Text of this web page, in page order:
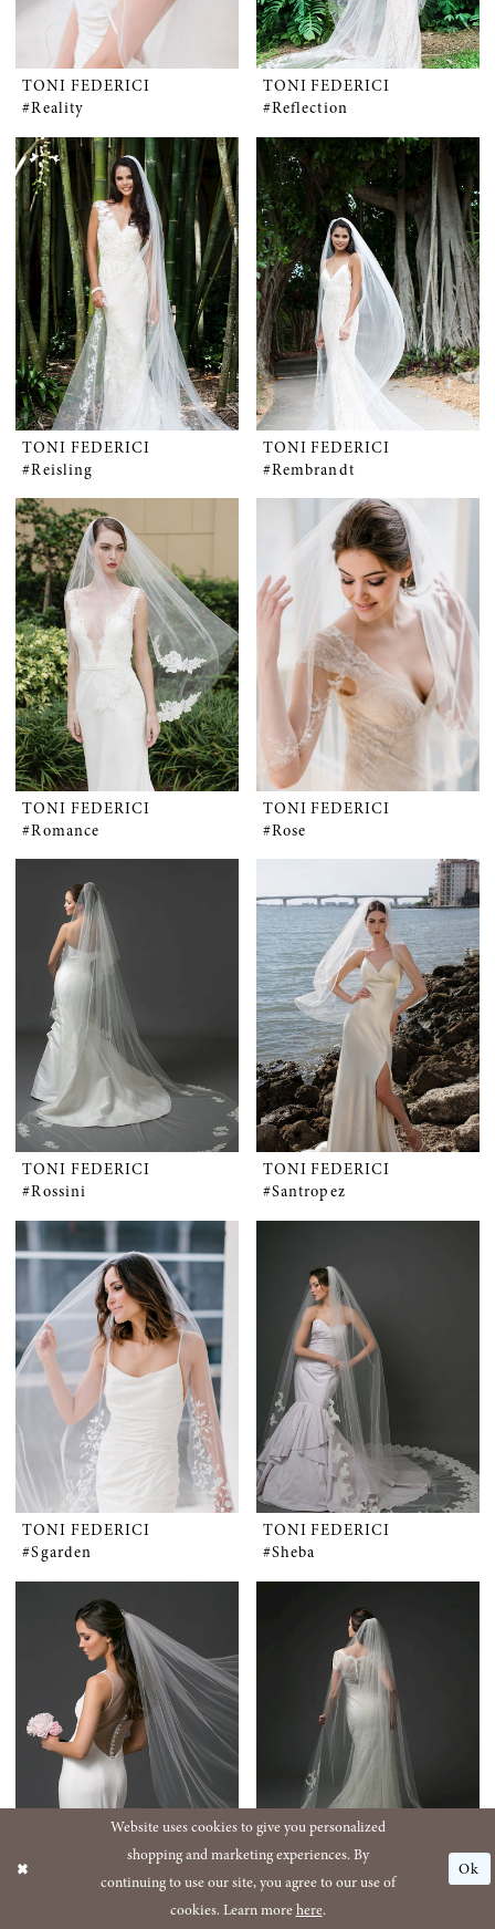
TONI FEDERICI
#Reality
TONI FEDERICI
#Reflection
TONI FEDERICI
#Reisling
TONI FEDERICI
#Rembrandt
TONI FEDERICI
#Romance
TONI FEDERICI
#Rose
TONI FEDERICI
#Rossini
TONI FEDERICI
#Santropez
TONI FEDERICI
#Sgarden
TONI FEDERICI
#Sheba
TONI FEDERICI
TONI FEDERICI
#Swirl
Website uses cookies to give you personalized
shopping and marketing experiences. By
continuing to use our site, you agree to our use of
cookies. Learn morehere.
Ok